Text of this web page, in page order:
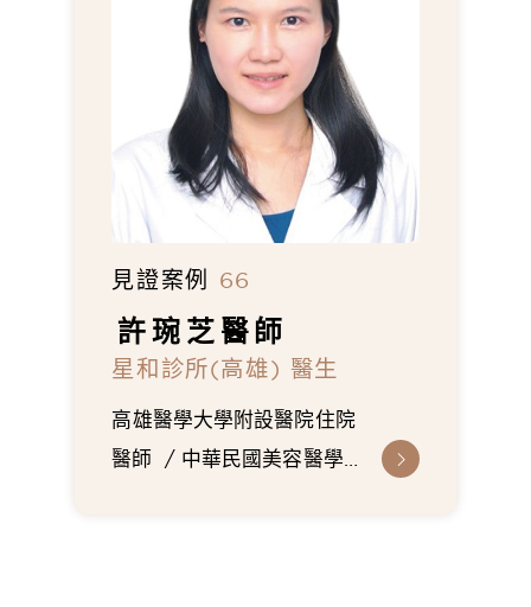
見證案例 66
許琬芝 醫師
星和診所(高雄) 醫生
高雄醫學大學附設醫院住院
醫師
中華民國美容醫學會